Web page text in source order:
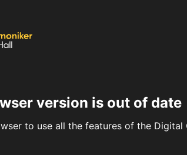
version is out of date
to use all the features of the Digital